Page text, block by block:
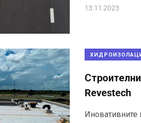
13.11.2023
Revestech
Иновативните